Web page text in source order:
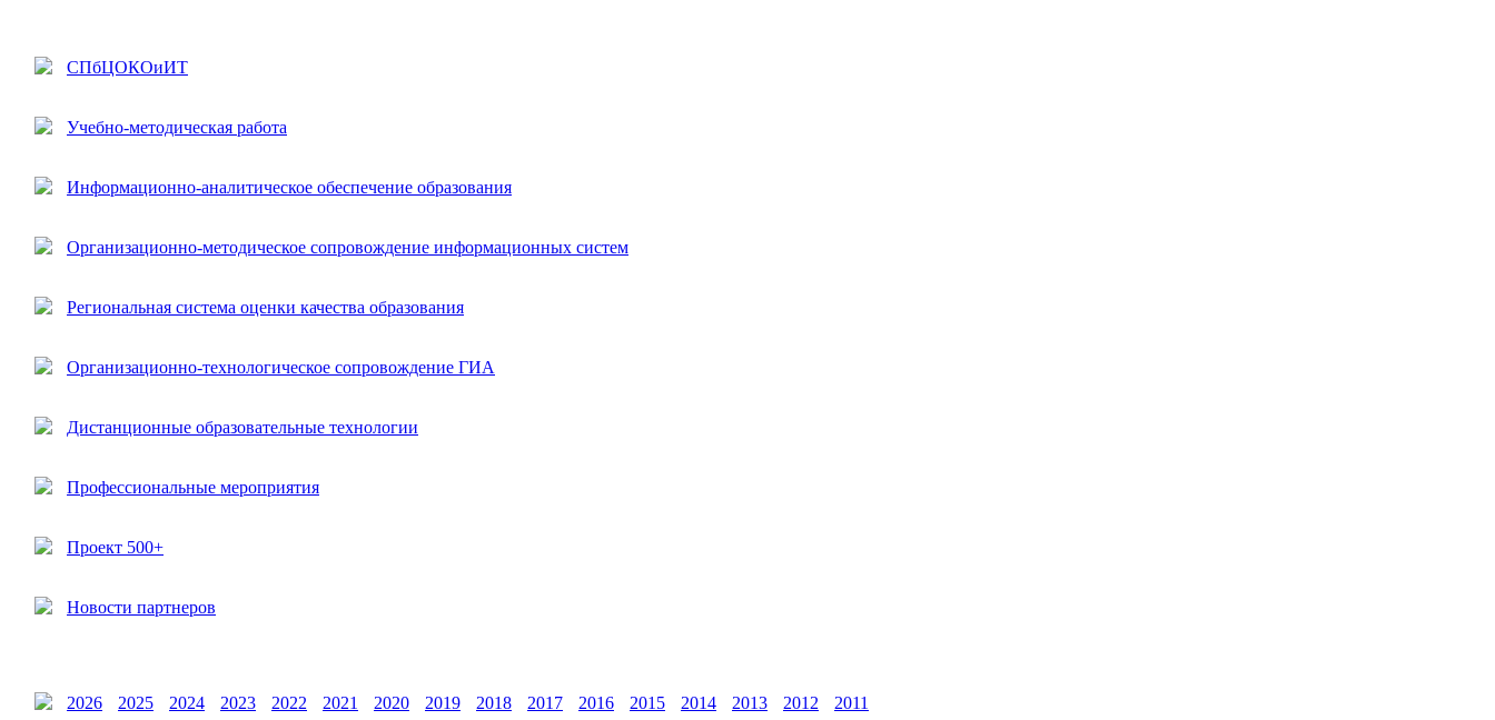
СПбЦОКОиИТ
Учебно-методическая работа
Информационно-аналитическое обеспечение образования
Организационно-методическое сопровождение информационных систем
Региональная система оценки качества образования
Организационно-технологическое сопровождение ГИА
Дистанционные образовательные технологии
Профессиональные мероприятия
Проект 500+
Новости партнеров
2026 2025 2024 2023 2022 2021 2020 2019 2018 2017 2016 2015 2014 2013 2012 2011